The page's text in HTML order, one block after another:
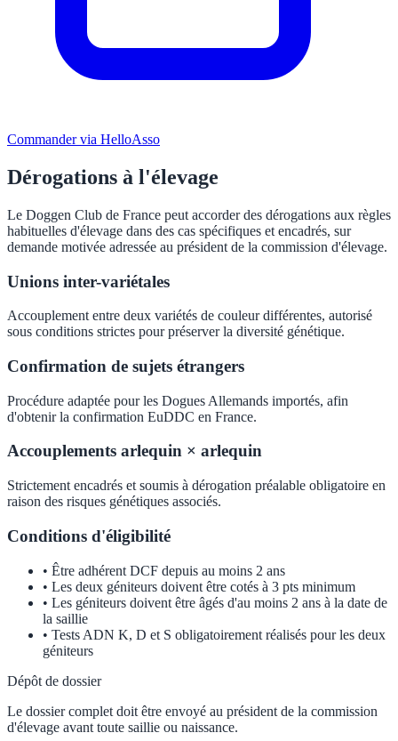
Commander via HelloAsso
Dérogations à l'élevage
Le Doggen Club de France peut accorder des dérogations aux règles
habituelles d'élevage dans des cas spécifiques et encadrés, sur
demande motivée adressée au président de la commission d'élevage.
Unions inter-variétales
Accouplement entre deux variétés de couleur différentes, autorisé
sous conditions strictes pour préserver la diversité génétique.
Confirmation de sujets étrangers
Procédure adaptée pour les Dogues Allemands importés, afin
d'obtenir la confirmation EuDDC en France.
Accouplements arlequin × arlequin
Strictement encadrés et soumis à dérogation préalable obligatoire en
raison des risques génétiques associés.
Conditions d'éligibilité
• Être adhérent DCF depuis au moins 2 ans
• Les deux géniteurs doivent être cotés à 3 pts minimum
• Les géniteurs doivent être âgés d'au moins 2 ans à la date de
la saillie
• Tests ADN K, D et S obligatoirement réalisés pour les deux
géniteurs
Dépôt de dossier
Le dossier complet doit être envoyé au président de la commission
d'élevage avant toute saillie ou naissance.